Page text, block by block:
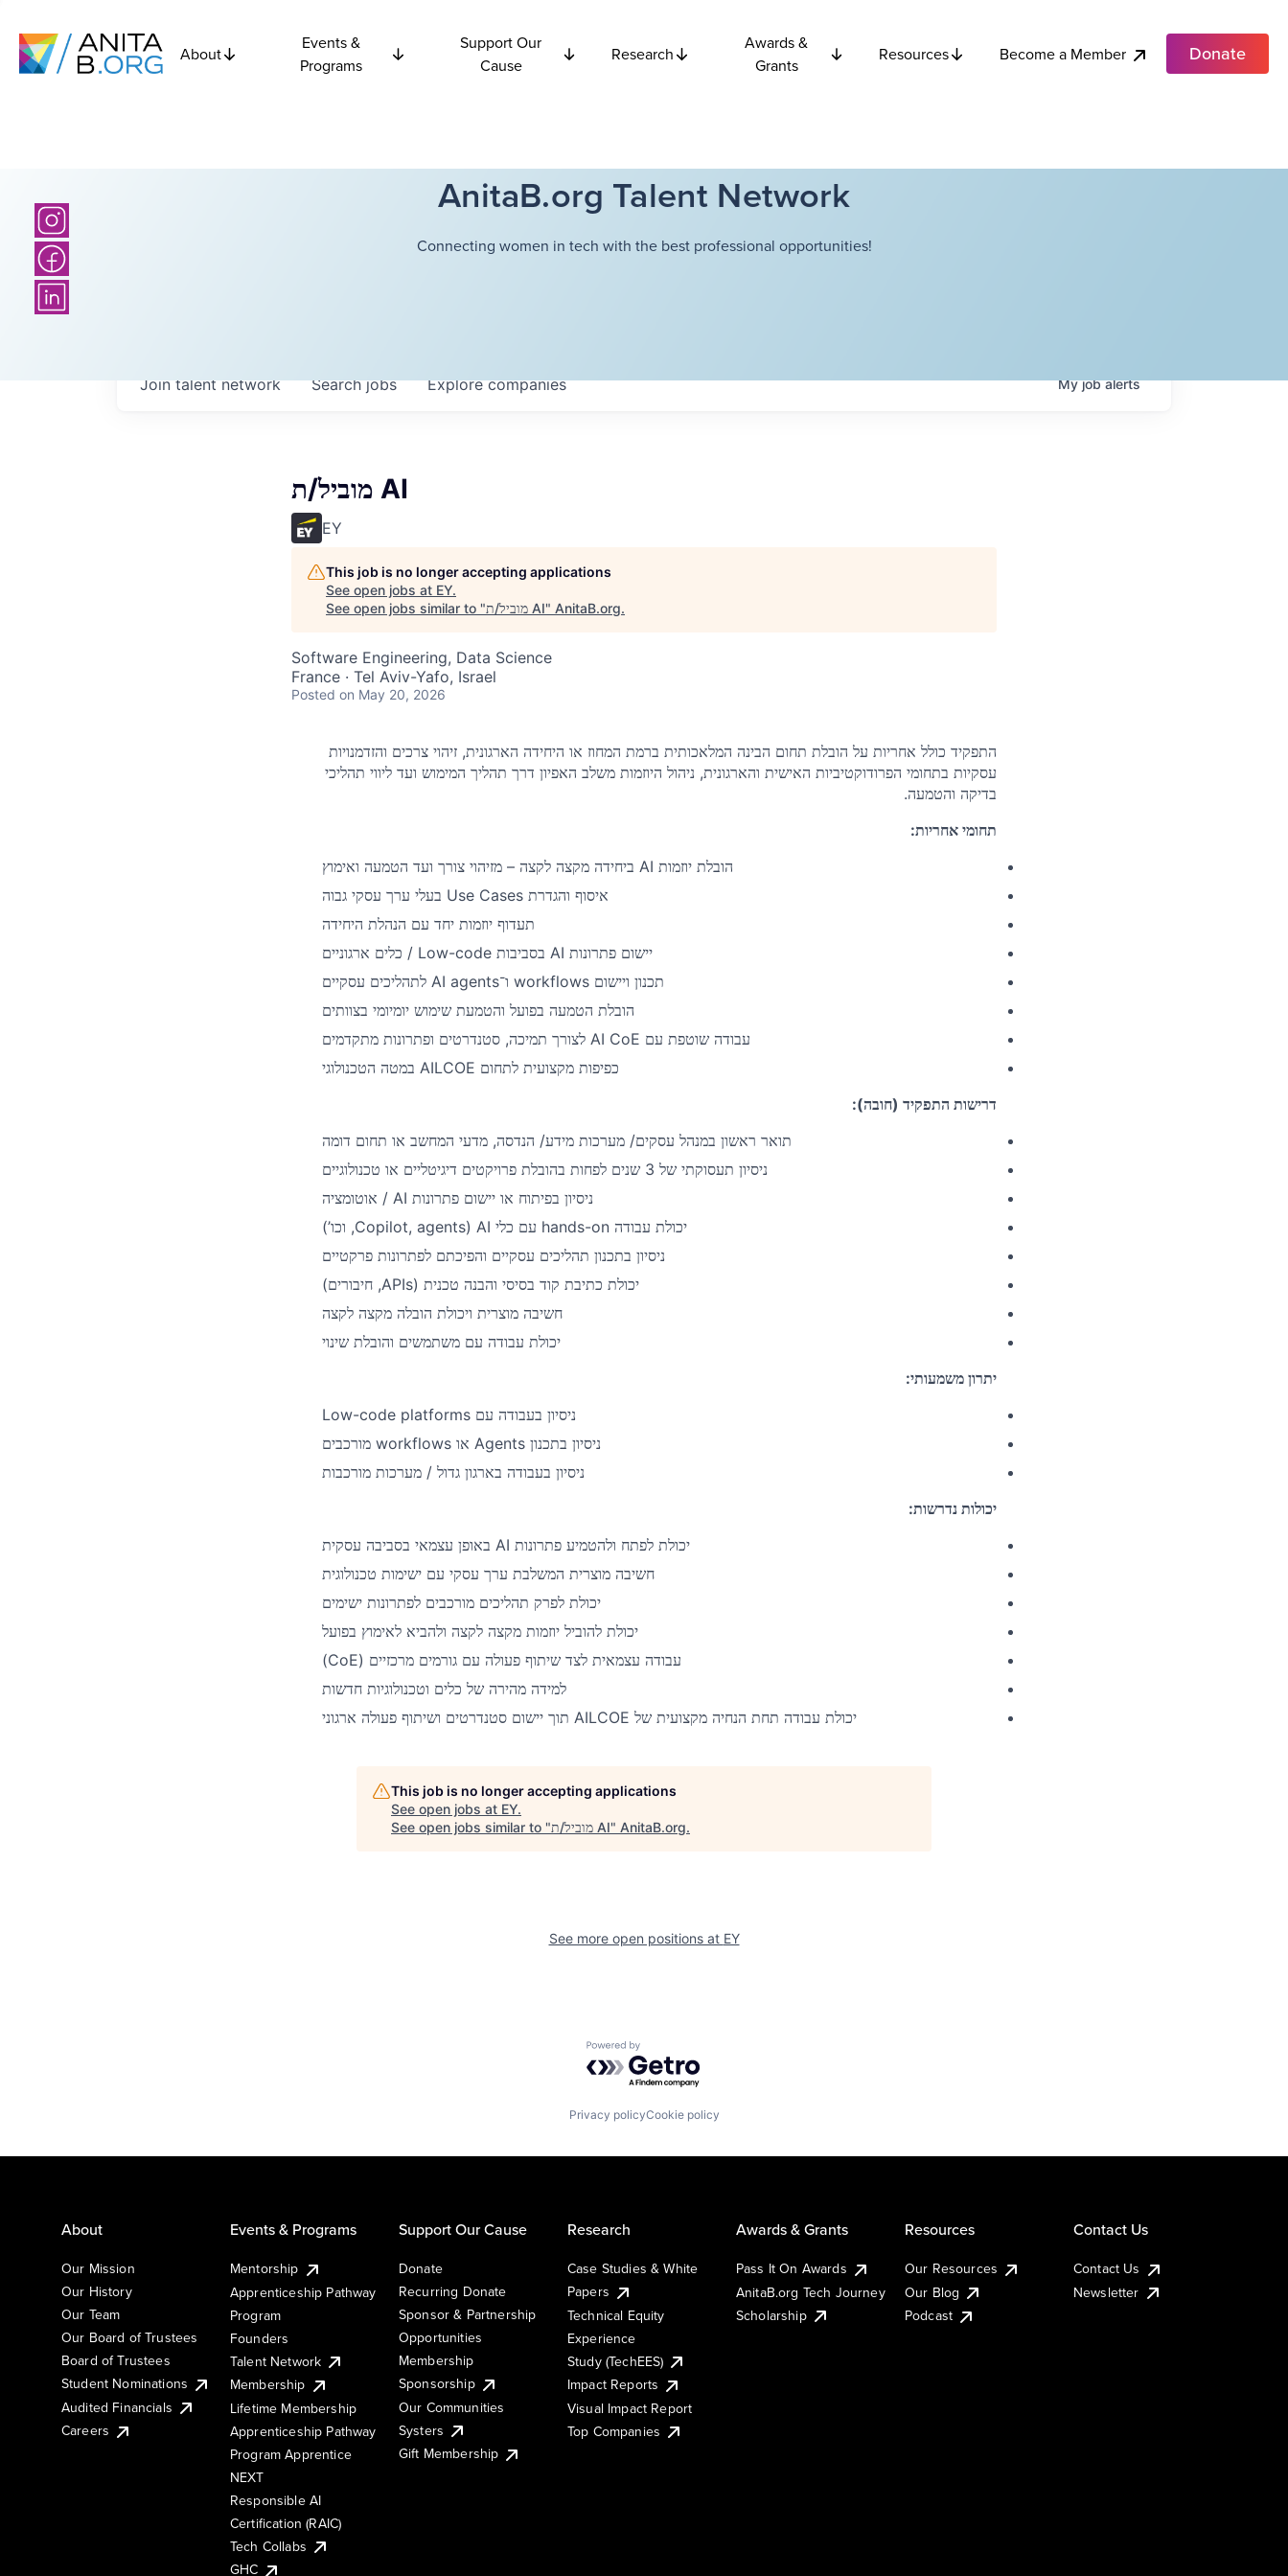
About
Events &
Programs
Support Our
Cause
Research
Awards &
Grants
Resources Become a Member Donate
AnitaB.org Talent Network
Connecting women in tech with the best professional opportunities!
Searchjobs Explorecompanies
Join talent network Myjobalerts
מוביל/ת AI
EY
This job is no longer accepting applications
See open jobs at EY.
See open jobs similar to "
מוביל/ת AI" AnitaB.org.
Software Engineering, Data Science
France · Tel Aviv-Yafo, Israel
Posted on May 20, 2026
התפקיד כולל אחריות על הובלת תחום הבינה המלאכותית ברמת המחוז או היחידה הארגונית, זיהוי צרכים והזדמנויות
עסקיות בתחומי הפרודוקטיביות האישית והארגונית, ניהול היוזמות משלב האפיון דרך תהליך המימוש ועד ליווי תהליכי
בדיקה והטמעה.
תחומי אחריות:
הובלת יוזמות AI ביחידה מקצה לקצה – מזיהוי צורך ועד הטמעה ואימוץ
איסוף והגדרת Use Cases בעלי ערך עסקי גבוה
תעדוף יוזמות יחד עם הנהלת היחידה
יישום פתרונות AI בסביבות Low-code / כלים ארגוניים
תכנון ויישום workflows ו־AI agents לתהליכים עסקיים
הובלת הטמעה בפועל והטמעת שימוש יומיומי בצוותים
עבודה שוטפת עם AI CoE לצורך תמיכה, סטנדרטים ופתרונות מתקדמים
כפיפות מקצועית לתחום AILCOE במטה הטכנולוגי
דרישות התפקיד (חובה):
תואר ראשון במנהל עסקים/ מערכות מידע/ הנדסה, מדעי המחשב או תחום דומה
ניסיון תעסוקתי של 3 שנים לפחות בהובלת פרויקטים דיגיטליים או טכנולוגיים
ניסיון בפיתוח או יישום פתרונות AI / אוטומציה
יכולת עבודה hands-on עם כלי AI
(
Copilot, agents, וכו’)
ניסיון בתכנון תהליכים עסקיים והפיכתם לפתרונות פרקטיים
יכולת כתיבת קוד בסיסי והבנה טכנית (APIs, חיבורים)
חשיבה מוצרית ויכולת הובלה מקצה לקצה
יכולת עבודה עם משתמשים והובלת שינוי
יתרון משמעותי:
ניסיון בעבודה עם Low-code platforms
ניסיון בתכנון Agents או workflows מורכבים
ניסיון בעבודה בארגון גדול / מערכות מורכבות
יכולות נדרשות:
יכולת לפתח ולהטמיע פתרונות AI באופן עצמאי בסביבה עסקית
חשיבה מוצרית המשלבת ערך עסקי עם ישימות טכנולוגית
יכולת לפרק תהליכים מורכבים לפתרונות ישימים
יכולת להוביל יוזמות מקצה לקצה ולהביא לאימוץ בפועל
עבודה עצמאית לצד שיתוף פעולה עם גורמים מרכזיים (CoE
)
למידה מהירה של כלים וטכנולוגיות חדשות
יכולת עבודה תחת הנחיה מקצועית של AILCOE תוך יישום סטנדרטים ושיתוף פעולה ארגוני
This job is no longer accepting applications
See open jobs at EY.
See open jobs similar to "
מוביל/ת AI" AnitaB.org.
See more open positions at EY
Powered by Getro.com
Privacy policyCookie policy
About
Our Mission
Our History
Our Team
Our Board of Trustees
Board of Trustees
Student Nominations
Audited Financials
Careers
Events & Programs
Mentorship
Apprenticeship Pathway
Program
Founders
Talent Network
Membership
Lifetime Membership
Apprenticeship Pathway
Program Apprentice
NEXT
Responsible AI
Certification (RAIC)
Tech Collabs
GHC
Support Our Cause
Donate
Recurring Donate
Sponsor & Partnership
Opportunities
Membership
Sponsorship
Our Communities
Systers
Gift Membership
Research
Case Studies & White
Papers
Technical Equity
Experience
Study (TechEES)
Impact Reports
Visual Impact Report
Top Companies
Awards & Grants
Pass It On Awards
AnitaB.org Tech Journey
Scholarship
Resources
Our Resources
Our Blog
Podcast
Contact Us
Contact Us
Newsletter